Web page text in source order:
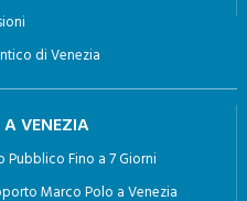
di Venezia
VENEZIA